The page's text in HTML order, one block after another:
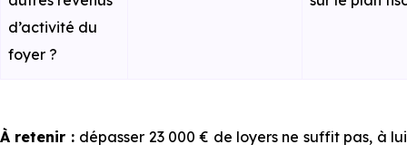
d’activité du
foyer ?
À retenir : dépasser 23 000 € de loyers ne suffit pas, à lui